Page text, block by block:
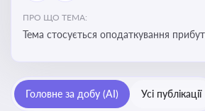
ПРО ЩО ТЕМА:
Тема стосується оподаткування
звітність для бізнесу, бухгалтерів і
Головне за добу (AI) Усі публікації